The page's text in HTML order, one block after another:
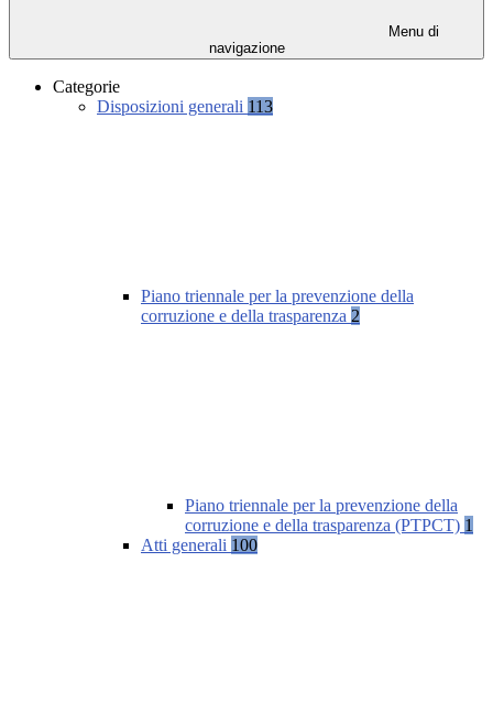
Menu di
navigazione
Categorie
Disposizioni generali 113
Piano triennale per la prevenzione della
corruzione e della trasparenza 2
Piano triennale per la prevenzione della
corruzione e della trasparenza (PTPCT) 1
Atti generali 100